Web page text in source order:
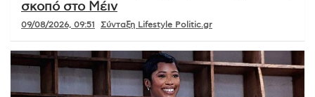
σκοπό στο Μέιν
09/08/2026, 09:51 Σύνταξη Lifestyle Politic.gr